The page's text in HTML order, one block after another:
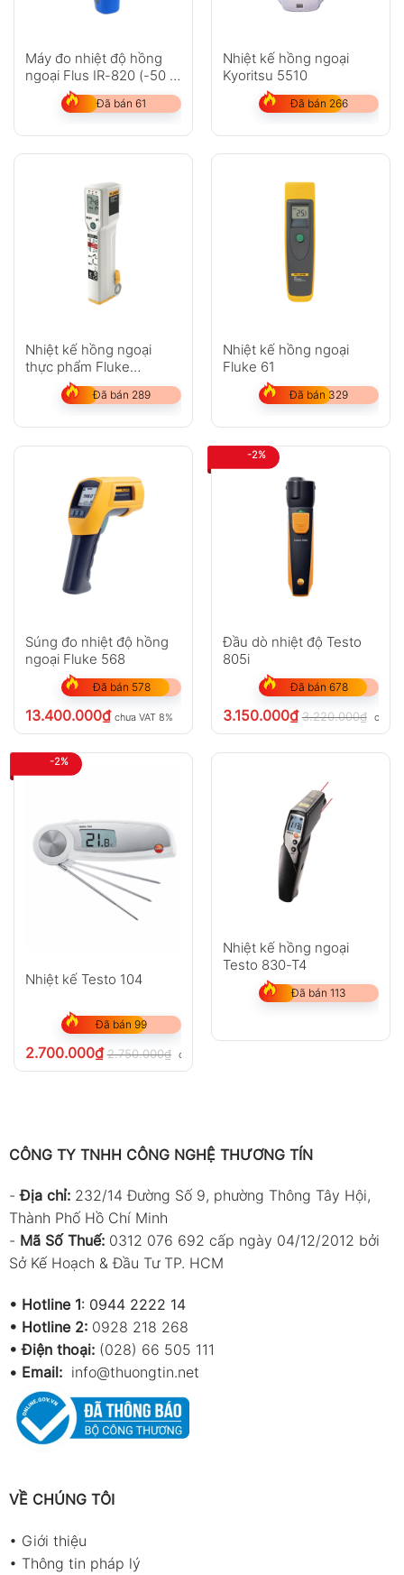
Máy đo nhiệt độ hồng
ngoại Flus IR-820 (-50 ~
500?C)
Đã bán 61
Nhiệt kế hồng ngoại
Kyoritsu 5510
Đã bán 266
Nhiệt kế hồng ngoại
thực phẩm Fluke
FoodPro Plus
Đã bán 289
Nhiệt kế hồng ngoại
Fluke 61
Đã bán 329
Súng đo nhiệt độ hồng
ngoại Fluke 568
Đã bán 578
13.400.000₫ chưa VAT 8%
-2%
Đầu dò nhiệt độ Testo
805i
Đã bán 678
3.150.000₫ 3.220.000₫ chưa
-2%
Nhiệt kế Testo 104
Đã bán 99
2.700.000₫ 2.750.000₫ chưa VAT 8%
Nhiệt kế hồng ngoại
Testo 830-T4
Đã bán 113
CÔNG TY TNHH CÔNG NGHỆ THƯƠNG TÍN
-Địa chỉ: 232/14 Đường Số 9, phường Thông Tây Hội,
Thành Phố Hồ Chí Minh
- Mã Số Thuế: 0312 076 692 cấp ngày 04/12/2012 bởi
Sở Kế Hoạch & Đầu Tư TP. HCM
• Hotline 1: 0944 2222 14
• Hotline 2: 0928 218 268
• Điện thoại: (028) 66 505 111
• Email: info@thuongtin.net
VỀ CHÚNG TÔI
• Giới thiệu
• Thông tin pháp lý